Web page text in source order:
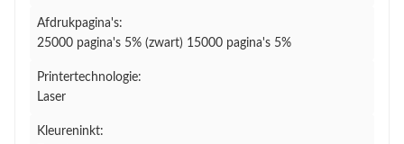
Afdrukpagina's:
25000 pagina's 5% (zwart) 15000 pagina's 5%
Printertechnologie:
Laser
Kleureninkt: